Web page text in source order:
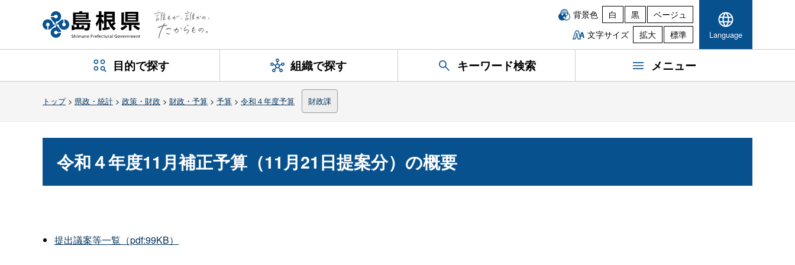
背景色 白 黒
ベージュ
文字サイズ
拡大 標準 Language
目的で探す 組織で探す キーワード検索 メニュー
トップ> 県政・統計 > 政策・財政 > 財政・予算 > 予算 > 令和４年度予算 財政課
令和４年度11月補正予算（11月21日提案分）の概要
提出議案等一覧（pdf:99KB）